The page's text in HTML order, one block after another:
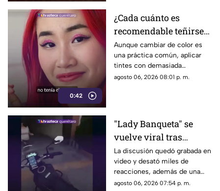
0:42
¿Cada cuánto es
recomendable teñirse
el cabello?
Especialistas explican
por qué hacerlo
seguido puede dañarlo
Aunque cambiar de color es
una práctica común, aplicar
tintes con demasiada
frecuencia puede afectar la
agosto 06, 2026 08:01 p. m.
"Lady Banqueta" se
vuelve viral tras
confrontar a un
repartidor; así fue el
momento
La discusión quedó grabada en
video y desató miles de
reacciones, además de una
muestra de apoyo de
agosto 06, 2026 07:54 p. m.